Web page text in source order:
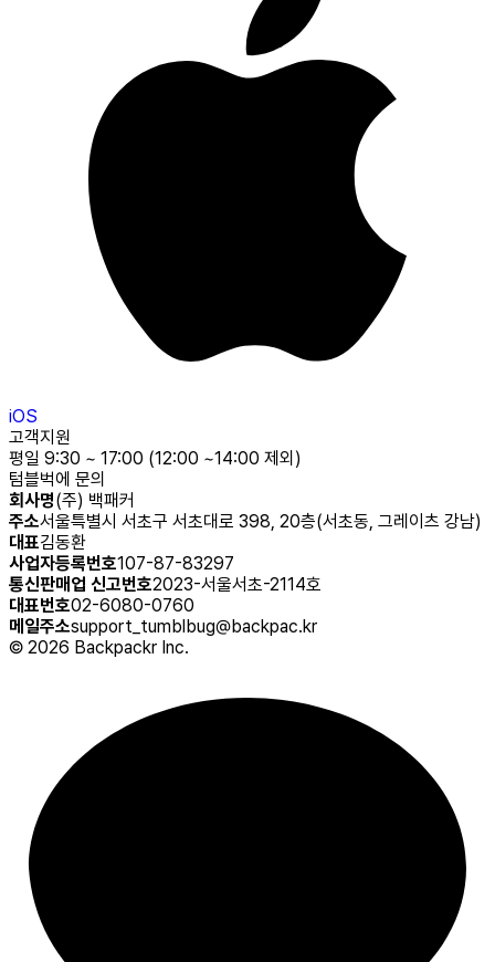
iOS
고객지원
평일 9:30 ~ 17:00 (12:00 ~14:00 제외)
텀블벅에 문의
회사명(주) 백패커
주소서울특별시 서초구 서초대로 398, 20층(서초동, 그레이츠 강남)
대표김동환
사업자등록번호107-87-83297
통신판매업 신고번호2023-서울서초-2114호
대표번호02-6080-0760
메일주소support_tumblbug@backpac.kr
© 2026 Backpackr Inc.